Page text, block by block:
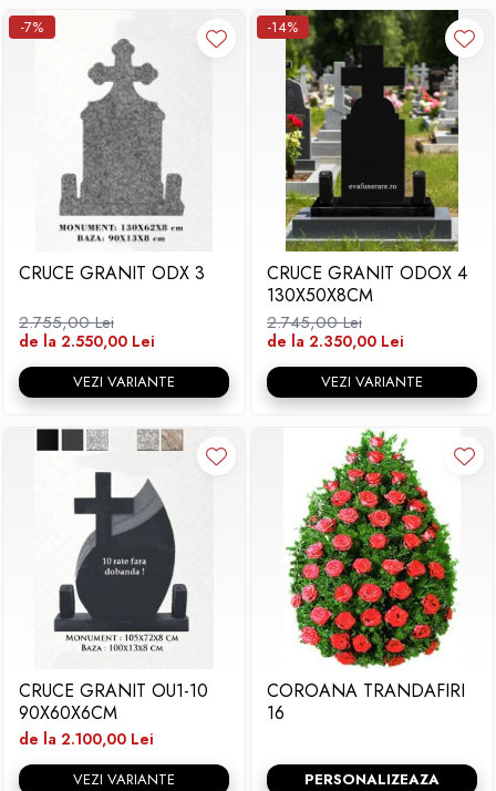
-7%
CRUCE GRANIT ODX 3
2.755,00 Lei
de la 2.550,00 Lei
VEZI VARIANTE
-14%
CRUCE GRANIT ODOX 4
130X50X8CM
2.745,00 Lei
de la 2.350,00 Lei
VEZI VARIANTE
CRUCE GRANIT OU1-10
90X60X6CM
de la 2.100,00 Lei
VEZI VARIANTE
COROANA TRANDAFIRI
16
PERSONALIZEAZA